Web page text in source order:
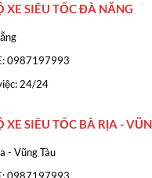
XE SIÊU TỐC ĐÀ NĂNG
0987197993
24/24
XE SIÊU TỐC BÀ RỊA -
- Vũng Tàu